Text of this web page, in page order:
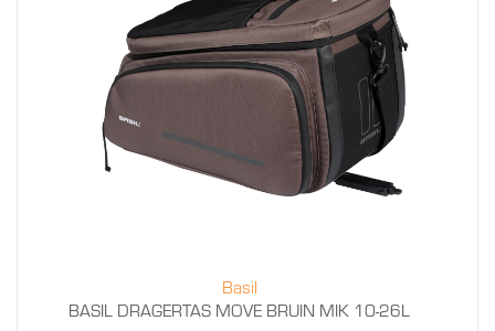
Basil
BASIL DRAGERTAS MOVE BRUIN MIK 10-26L